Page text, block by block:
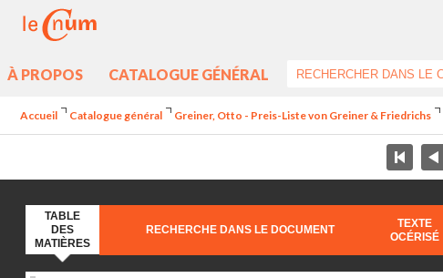
À PROPOS CATALOGUE GÉNÉRAL
Accueil Catalogue général Greiner, Otto - Preis-Liste von Greiner & Friedrichs
TABLE
DES
MATIÈRES
RECHERCHE DANS LE DOCUMENT
TEXTE
OCÉRISÉ